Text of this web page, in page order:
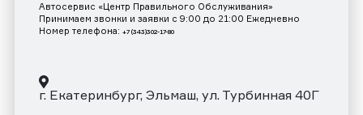
Автосервис «Центр Правильного Обслуживания»
Принимаем звонки и заявки с 9:00 до 21:00 Ежедневно
Номер телефона: +7 (343)302-17-80
г. Екатеринбург, Эльмаш, ул. Турбинная 40Г